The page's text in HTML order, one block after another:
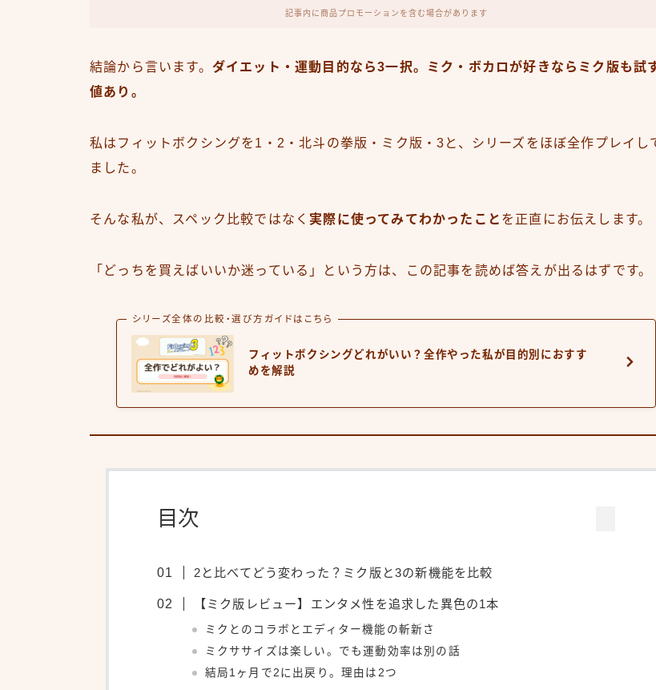
記事内に商品プロモーションを含む場合があります
結論から言います。 ダイエット・運動目的なら3一択。ミク・ボカロが好きならミク版も試
値あり。
私はフィットボクシングを1・2・北斗の拳版・ミク版・3と、シリーズをほぼ全作プレイし
ました。
そんな私が、スペック比較ではなく 実際に使ってみてわかったこと を正直にお伝えします。
「どっちを買えばいいか迷っている」という方は、この記事を読めば答えが出るはずです。
シリーズ全体の比較・選び方ガイドはこちら
フィットボクシングどれがいい？全作やった私が目的別におすす
めを解説
目次
2と比べてどう変わった？ミク版と3の新機能を比較
【ミク版レビュー】エンタメ性を追求した異色の1本
ミクとのコラボとエディター機能の斬新さ
ミクササイズは楽しい。でも運動効率は別の話
結局1ヶ月で2に出戻り。理由は2つ